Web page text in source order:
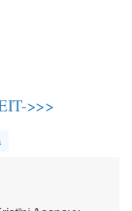
>>>